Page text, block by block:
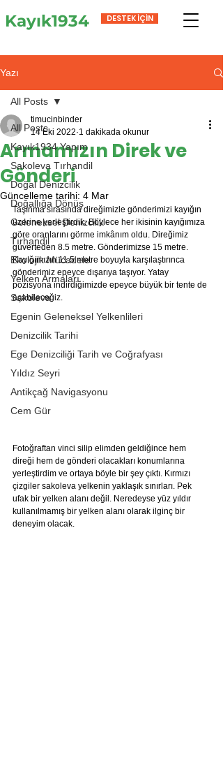
Kayık1934 DESTEK İÇİN
Yazı
All Posts
Kayık1934 Yapım
Sakoleva Tırhandil
Doğal Denizcilik
Doğallığa Dönüş
Geleneksel Denizcilik
Tırhandil
Ekolojik Mücadele
Yelken Armaları
Sakoleva
Egenin Geleneksel Yelkenlileri
Denizcilik Tarihi
Ege Denizciliği Tarih ve Coğrafyası
Yıldız Seyri
Antikçağ Navigasyonu
Cem Gür
All Posts
Armamızın Direk ve
Gönderi
timucinbinder
14 Eki 2022 1 dakikada okunur
Güncelleme tarihi: 4 Mar
Taşınma sırasında direğimizle gönderimizi kayığın
üzerine yerleştirdik. Böylece her ikisinin kayığımıza
göre oranlarını görme imkânım oldu. Direğimiz
güverteden 8.5 metre. Gönderimizse 15 metre.
Kayığımızın 11.5 metre boyuyla karşılaştırınca
gönderimiz epeyce dışarıya taşıyor. Yatay
pozisyona indirdiğimizde epeyce büyük bir tente de
açabileceğiz.
Fotoğraftan vinci silip elimden geldiğince hem
direği hem de gönderi olacakları konumlarına
yerleştirdim ve ortaya böyle bir şey çıktı. Kırmızı
çizgiler sakoleva yelkenin yaklaşık sınırları. Pek
ufak bir yelken alanı değil. Neredeyse yüz yıldır
kullanılmamış bir yelken alanı olarak ilginç bir
deneyim olacak.